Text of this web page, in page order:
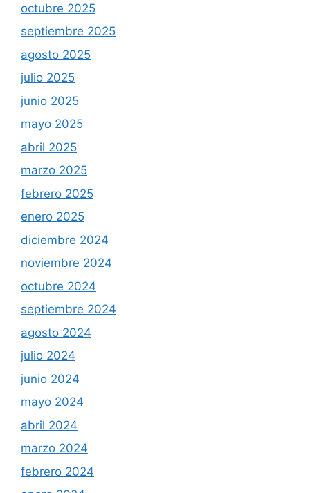
octubre 2025
septiembre 2025
agosto 2025
julio 2025
junio 2025
mayo 2025
abril 2025
marzo 2025
febrero 2025
enero 2025
diciembre 2024
noviembre 2024
octubre 2024
septiembre 2024
agosto 2024
julio 2024
junio 2024
mayo 2024
abril 2024
marzo 2024
febrero 2024